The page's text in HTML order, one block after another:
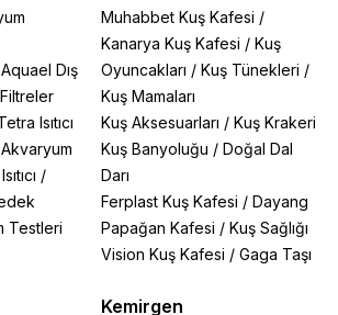
Aquael Dış
Isıtıcı
Akvaryum
/
Testleri
Muhabbet Kuş Kafesi /
Kanarya Kuş Kafesi / Kuş
Oyuncakları / Kuş Tünekleri /
Kuş Mamaları
Kuş Aksesuarları / Kuş Krakeri
Kuş Banyoluğu / Doğal Dal
Darı
Ferplast Kuş Kafesi / Dayang
Papağan Kafesi / Kuş Sağlığı
Vision Kuş Kafesi / Gaga Taşı
Kemirgen